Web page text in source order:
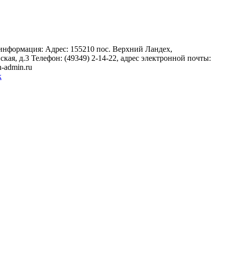
Адрес: 155210 пос. Верхний Ландех,
д.3 Телефон: (49349) 2-14-22, адрес электронной почты:
admin.ru